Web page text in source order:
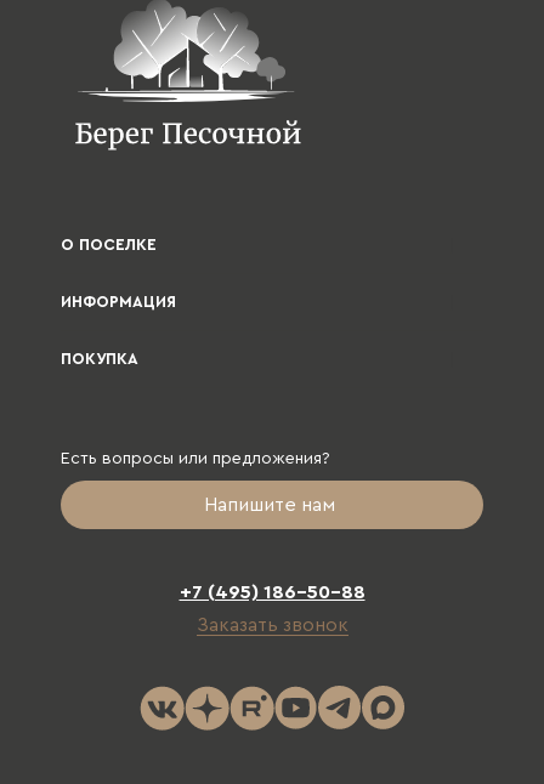
О ПОСЕЛКЕ
ИНФОРМАЦИЯ
ПОКУПКА
Есть вопросы или предложения?
Напишите нам
+7 (495) 186-50-88
Заказать звонок